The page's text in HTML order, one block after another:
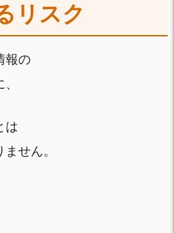
リスク
報の
は
せん。